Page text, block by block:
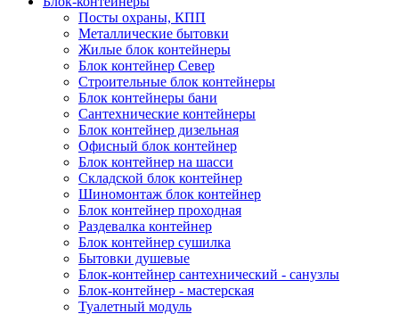
Посты охраны, КПП
Металлические бытовки
Жилые блок контейнеры
Блок контейнер Север
Строительные блок контейнеры
Блок контейнеры бани
Сантехнические контейнеры
Блок контейнер дизельная
Офисный блок контейнер
Блок контейнер на шасси
Складской блок контейнер
Шиномонтаж блок контейнер
Блок контейнер проходная
Раздевалка контейнер
Блок контейнер сушилка
Бытовки душевые
Блок-контейнер сантехнический - санузлы
Блок-контейнер - мастерская
Туалетный модуль